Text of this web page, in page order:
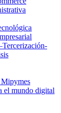
el mundo digital